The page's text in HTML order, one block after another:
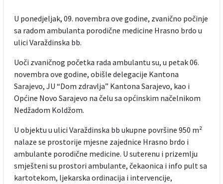
U ponedjeljak, 09. novembra ove godine, zvanično počinje
sa radom ambulanta porodične medicine Hrasno brdo u
ulici Varaždinska bb.
Uoči zvaničnog početka rada ambulantu su, u petak 06.
novembra ove godine, obišle delegacije Kantona
Sarajevo, JU “Dom zdravlja” Kantona Sarajevo, kao i
Općine Novo Sarajevo na čelu sa općinskim načelnikom
Nedžadom Koldžom.
U objektu u ulici Varaždinska bb ukupne površine 950 m²
nalaze se prostorije mjesne zajednice Hrasno brdo i
ambulante porodične medicine. U suterenu i prizemlju
smješteni su prostori ambulante, čekaonica i info pult sa
kartotekom, ljekarska ordinacija i intervencije,